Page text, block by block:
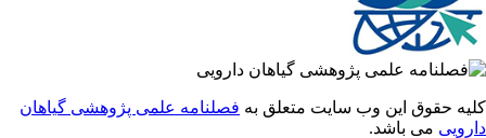
حقوق این وب سایت متعلق بهفصلنامه علمی پژوهشی گیاهان
می باشد.